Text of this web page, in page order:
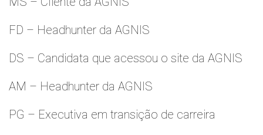
FD – Headhunter da AGNIS
DS – Candidata que acessou o site da AGNIS
AM – Headhunter da AGNIS
PG – Executiva em transição de carreira